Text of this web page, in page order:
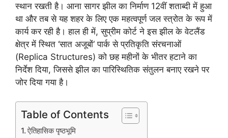
स्थान रखती है। आना सागर झील का निर्माण 12वीं शताब्दी में हुआ
था और तब से यह शहर के लिए एक महत्वपूर्ण जल स्त्रोत के रूप में
कार्य कर रही है। हाल ही में, सुप्रीम कोर्ट ने इस झील के वेटलैंड
क्षेत्र में स्थित ‘सात अजूबों‘ पार्क से प्रतिकृति संरचनाओं
(Replica Structures) को छह महीनों के भीतर हटाने का
निर्देश दिया, जिससे झील का पारिस्थितिक संतुलन बनाए रखने पर
जोर दिया गया है।
Table of Contents
ऐतिहासिक पृष्ठभूमि